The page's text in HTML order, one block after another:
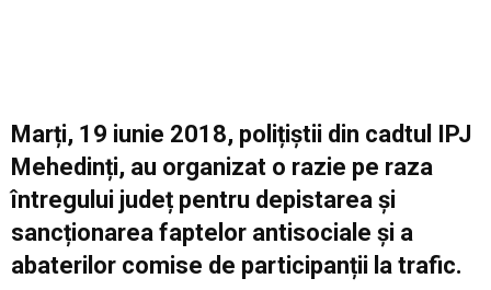
Marți, 19 iunie 2018, polițiștii din cadtul IPJ
Mehedinți, au organizat o razie pe raza
întregului județ pentru depistarea și
sancționarea faptelor antisociale și a
abaterilor comise de participanții la trafic.